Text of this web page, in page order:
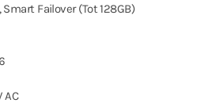
Smart Failover (Tot 128GB)
AC